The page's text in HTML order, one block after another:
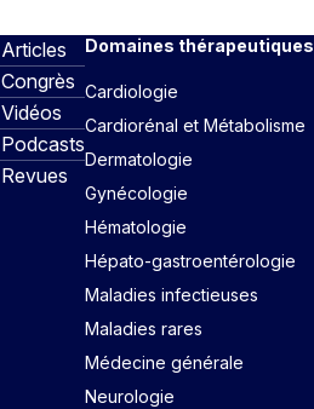
Articles
Congrès
Vidéos
Podcasts
Revues
Domaines thérapeutiques
Cardiologie
Cardiorénal et Métabolisme
Dermatologie
Gynécologie
Hématologie
Hépato-gastroentérologie
Maladies infectieuses
Maladies rares
Médecine générale
Neurologie